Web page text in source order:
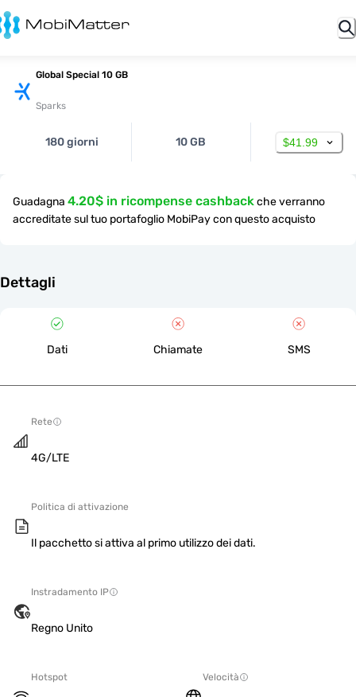
Global Special 10 GB
Sparks
180 giorni 10 GB $41.99
Guadagna 4.20$ in ricompense cashbackche verranno
accreditate sul tuo portafoglio MobiPay con questo acquisto
Dettagli
Dati Chiamate SMS
Rete
4G/LTE
Politica di attivazione
Il pacchetto si attiva al primo utilizzo dei dati.
Instradamento IP
Regno Unito
Hotspot Velocità